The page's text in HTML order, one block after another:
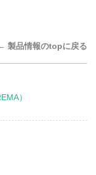
製品情報のtopに戻る
）